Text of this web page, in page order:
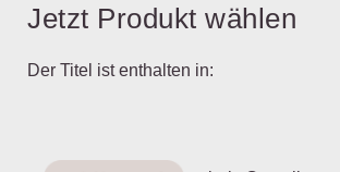
Jetzt Produkt wählen
Der Titel ist enthalten in: